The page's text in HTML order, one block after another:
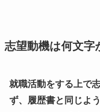
志望動機は何文字
就職活動をする上で
ず、履歴書と同じよ